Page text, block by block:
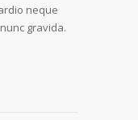
neque
gravida.